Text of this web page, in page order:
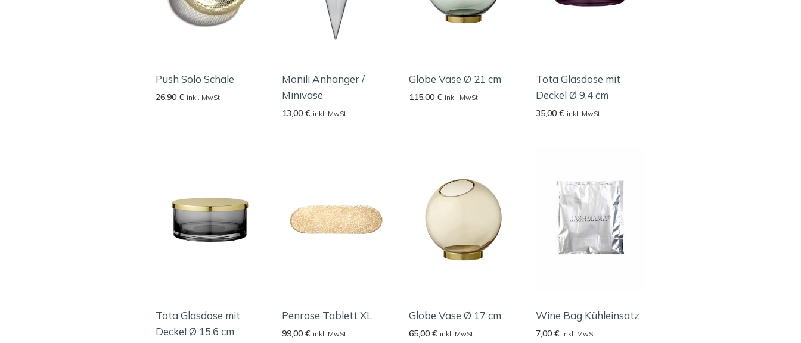
Push Solo Schale
26,90€ inkl. MwSt.
Monili Anhänger /
Minivase
13,00€ inkl. MwSt.
Globe Vase Ø 21 cm
115,00€ inkl. MwSt.
Tota Glasdose mit
Deckel Ø 9,4 cm
35,00€ inkl. MwSt.
Tota Glasdose mit
Deckel Ø 15,6 cm
Penrose Tablett XL
99,00€ inkl. MwSt.
Globe Vase Ø 17 cm
65,00€ inkl. MwSt.
Wine Bag Kühleinsatz
7,00€ inkl. MwSt.